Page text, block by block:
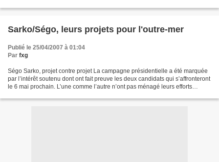
Sarko/Ségo, leurs projets pour l'outre-mer
Publié le 25/04/2007 à 01:04
Par fxg
Ségo Sarko, projet contre projet La campagne présidentielle a été marquée
par l’intérêt soutenu dont ont fait preuve les deux candidats qui s’affronteront
le 6 mai prochain. L’une comme l’autre n’ont pas ménagé leurs efforts